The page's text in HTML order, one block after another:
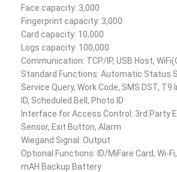
Face capacity: 3,000
Fingerprint capacity: 3,000
Card capacity: 10,000
Logs capacity: 100,000
Communication: TCP/IP, USB Host,
Standard Functions: Automatic Status
Service Query, Work Code, SMS DST, T9
ID, Scheduled Bell, Photo ID
Interface for Access Control: 3rd Party
Sensor, Exit Button, Alarm
Wiegand Signal: Output
Optional Functions: ID/MiFare Card, Wi-
mAH Backup Battery